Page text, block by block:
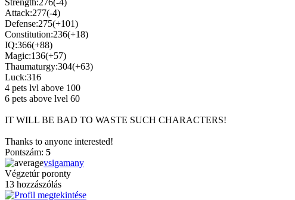
Strength:276(-4)
Attack:277(-4)
Defense:275(+101)
Constitution:236(+18)
IQ:366(+88)
Magic:136(+57)
Thaumaturgy:304(+63)
Luck:316
4 pets lvl above 100
6 pets above lvel 60
IT WILL BE BAD TO WASTE SUCH CHARACTERS!
Thanks to anyone interested!
Pontszám: 5
vsigamany
Végzetúr poronty
13 hozzászólás